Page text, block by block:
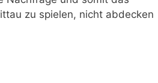
zu spielen, nicht abdecken